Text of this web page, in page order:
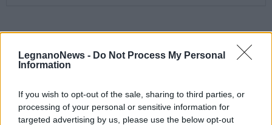
LegnanoNews - Do Not Process My Personal
Information
If you wish to opt-out of the sale, sharing to third parties, or
processing of your personal or sensitive information for
targeted advertising by us, please use the below opt-out